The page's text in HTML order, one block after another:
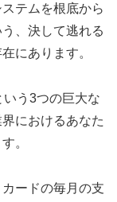
テムを根底から
、決して逃れる
にあります。
う3つの巨大な
におけるあなた
。
ードの毎月の支